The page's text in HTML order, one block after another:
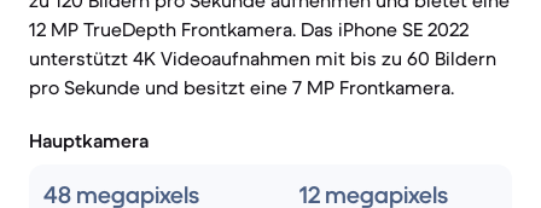
12 MP TrueDepth Frontkamera. Das iPhone SE 2022
unterstützt 4K Videoaufnahmen mit bis zu 60 Bildern
pro Sekunde und besitzt eine 7 MP Frontkamera.
Hauptkamera
48 megapixels 12 megapixels